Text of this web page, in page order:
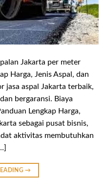
Jakarta per meter
Harga, Jenis Aspal, dan
jasa aspal Jakarta terbaik,
bergaransi. Biaya
Lengkap Harga,
sebagai pusat bisnis,
aktivitas membutuhkan
→